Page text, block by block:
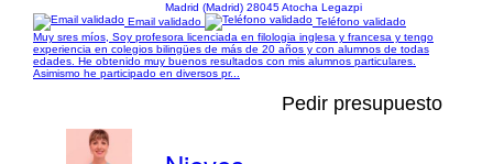
Madrid (Madrid) 28045 Atocha Legazpi
Email validado
Teléfono validado
Muy sres míos, Soy profesora licenciada en filologia inglesa y francesa y tengo
experiencia en colegios bilingües de más de 20 años y con alumnos de todas
edades. He obtenido muy buenos resultados con mis alumnos particulares.
Asimismo he participado en diversos pr...
Pedir presupuesto